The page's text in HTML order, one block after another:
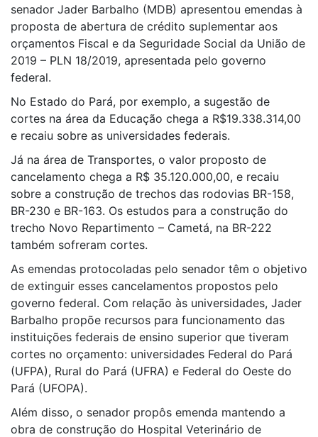
senador Jader Barbalho (MDB) apresentou emendas à
proposta de abertura de crédito suplementar aos
orçamentos Fiscal e da Seguridade Social da União de
2019 – PLN 18/2019, apresentada pelo governo
federal.
No Estado do Pará, por exemplo, a sugestão de
cortes na área da Educação chega a R$19.338.314,00
e recaiu sobre as universidades federais.
Já na área de Transportes, o valor proposto de
cancelamento chega a R$ 35.120.000,00, e recaiu
sobre a construção de trechos das rodovias BR-158,
BR-230 e BR-163. Os estudos para a construção do
trecho Novo Repartimento – Cametá, na BR-222
também sofreram cortes.
As emendas protocoladas pelo senador têm o objetivo
de extinguir esses cancelamentos propostos pelo
governo federal. Com relação às universidades, Jader
Barbalho propõe recursos para funcionamento das
instituições federais de ensino superior que tiveram
cortes no orçamento: universidades Federal do Pará
(UFPA), Rural do Pará (UFRA) e Federal do Oeste do
Pará (UFOPA).
Além disso, o senador propôs emenda mantendo a
obra de construção do Hospital Veterinário de